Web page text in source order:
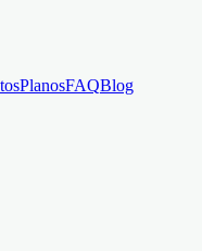
PlanosFAQBlog